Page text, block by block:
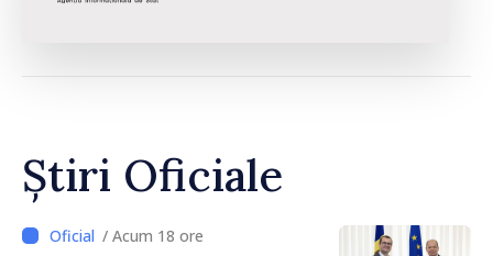
Știri Oficiale
/ Acum 18 ore